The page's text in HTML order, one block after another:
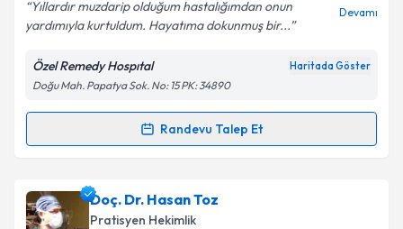
Kişisel verilerimin işlenmesine ilişkin
Aydınlatma
Metni'ni okudum ve kişisel verilerimin belirtilen
kapsamda işlenmesini kabul ediyorum.
Yıllardır muzdarip olduğum hastalığımdan onun
yardımıyla kurtuldum. Hayatıma dokunmuş bir...
Devamı
Özel Remedy Hospıtal Haritada Göster
Doğu Mah. Papatya Sok. No: 15 PK: 34890
Randevu Talep Et
Randevu Takvimi Talebi
Uzm. Dr. Yücel Çakıriçin randevu takvimi talebi
oluşturun. Size bu uzmandan randevu almanız için bir
Doç. Dr. Hasan Toz
Pratisyen Hekimlik